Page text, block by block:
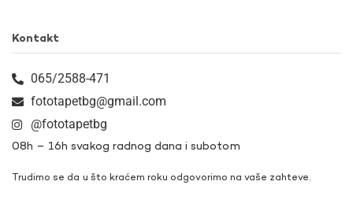
Kontakt
065/2588-471
fototapetbg@gmail.com
@fototapetbg
08h – 16h svakog radnog dana i subotom
Trudimo se da u što kraćem roku odgovorimo na vaše zahteve.